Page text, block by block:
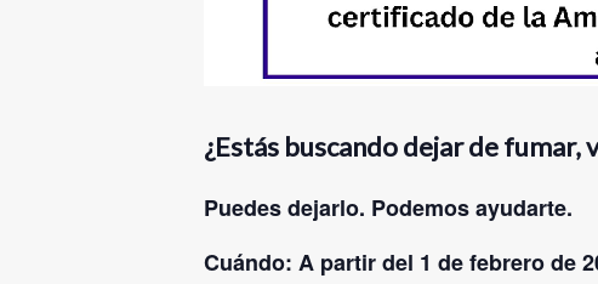
¿Estás buscando dejar de fumar,
Puedes dejarlo. Podemos ayudarte.
Cuándo: A partir del 1 de febrero de